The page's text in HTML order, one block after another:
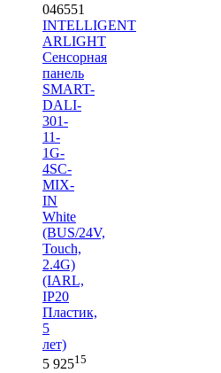
046551
INTELLIGENT
ARLIGHT
Сенсорная
панель
SMART-
DALI-
301-
11-
1G-
4SC-
MIX-
IN
White
(BUS/24V,
Touch,
2.4G)
(IARL,
IP20
Пластик,
5
лет)
5 92515